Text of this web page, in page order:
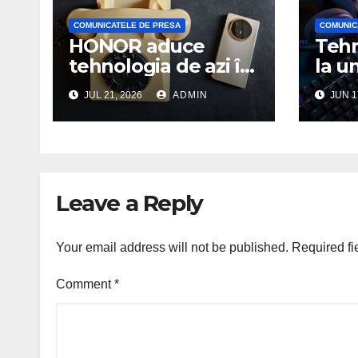
COMUNICATELE DE PRESA
HONOR aduce
tehnologia de azi în
Palatul
Telefoanelor
JUL 21, 2026 ADMIN
la
— JUN
Leave a Reply
Your email address will not be published. Required
Comment*